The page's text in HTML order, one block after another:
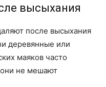
высыхания
после высыхания
деревянные или
маяков часто
они не мешают